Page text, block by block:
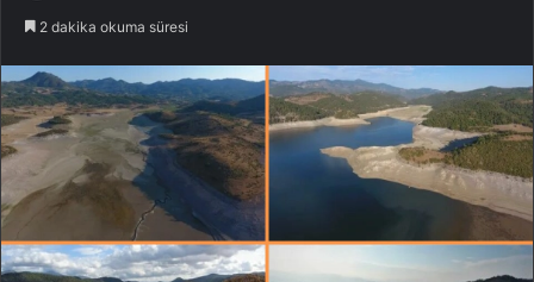
2 dakika okuma süresi